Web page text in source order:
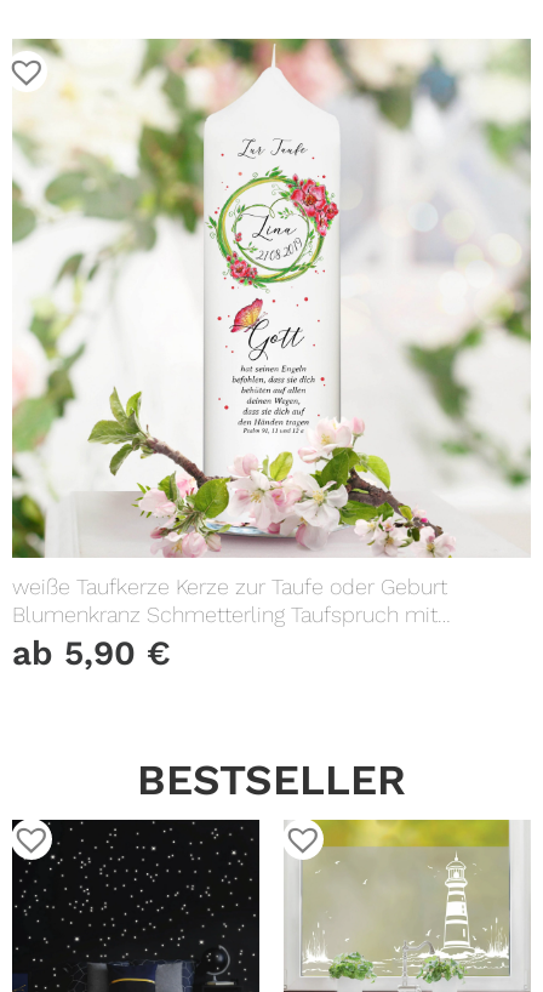
weiße Taufkerze Kerze zur Taufe oder Geburt
Blumenkranz Schmetterling Taufspruch mit
Wunschname & Datum
ab 5,90 €
BESTSELLER